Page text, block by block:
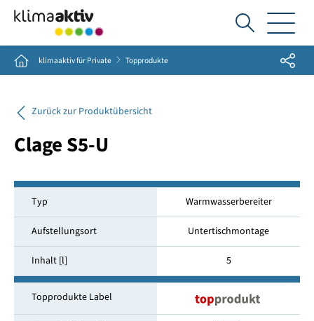
Ich
suche...
Home klimaaktiv für Private Topprodukte Share
Zurück zur Produktübersicht
Clage S5-U
Typ Warmwasserbereiter
Aufstellungsort Untertischmontage
Inhalt [l] 5
Topprodukte Label